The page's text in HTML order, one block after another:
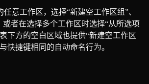
意工作区，选择“新建空工作区组”、
或者在选择多个工作区时选择“从所选项
下方的空白区域也提供“新建空工作区
快捷键相同的自动命名行为。